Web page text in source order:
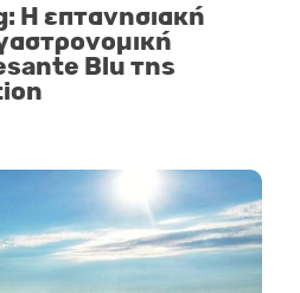
Η επτανησιακή
Blu της